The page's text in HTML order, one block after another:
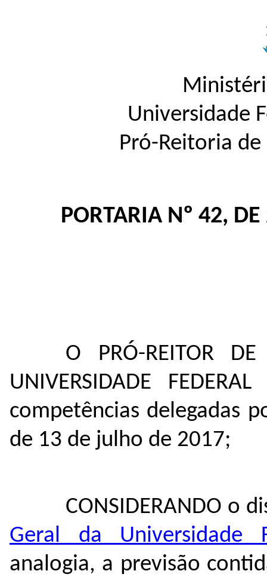
Universidade
Pró-Reitoria de
PORTARIA Nº 42,
O PRÓ-REITOR
UNIVERSIDADE
competências delegadas
de 13 de julho de 2017;
CONSIDERANDO o
Geral da Universidade
analogia, a previsão